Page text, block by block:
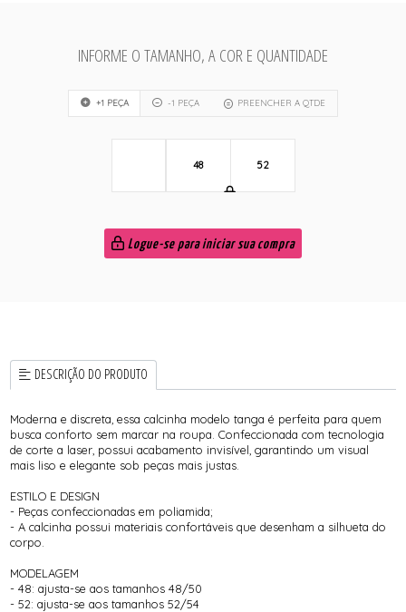
INFORME O TAMANHO, A COR E QUANTIDADE
+1 PEÇA -1 PEÇA PREENCHER A QTDE
48 52
Logue-se para iniciar sua compra
DESCRIÇÃO DO PRODUTO
Moderna e discreta, essa calcinha modelo tanga é perfeita para quem
busca conforto sem marcar na roupa. Confeccionada com tecnologia
de corte a laser, possui acabamento invisível, garantindo um visual
mais liso e elegante sob peças mais justas.
ESTILO E DESIGN
- Peças confeccionadas em poliamida;
- A calcinha possui materiais confortáveis que desenham a silhueta do
corpo.
MODELAGEM
- 48: ajusta-se aos tamanhos 48/50
- 52: ajusta-se aos tamanhos 52/54